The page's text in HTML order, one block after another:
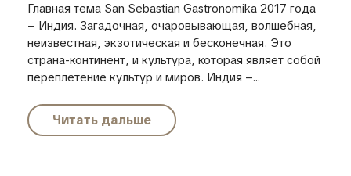
Главная тема San Sebastian Gastronomika 2017 года
– Индия. Загадочная, очаровывающая, волшебная,
неизвестная, экзотическая и бесконечная. Это
страна-континент, и культура, которая являет собой
переплетение культур и миров. Индия –...
Читать дальше